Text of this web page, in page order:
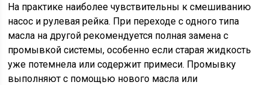
На практике наиболее чувствительны к смешиванию
насос и рулевая рейка. При переходе с одного типа
масла на другой рекомендуется полная замена с
промывкой системы, особенно если старая жидкость
уже потемнела или содержит примеси. Промывку
выполняют с помощью нового масла или